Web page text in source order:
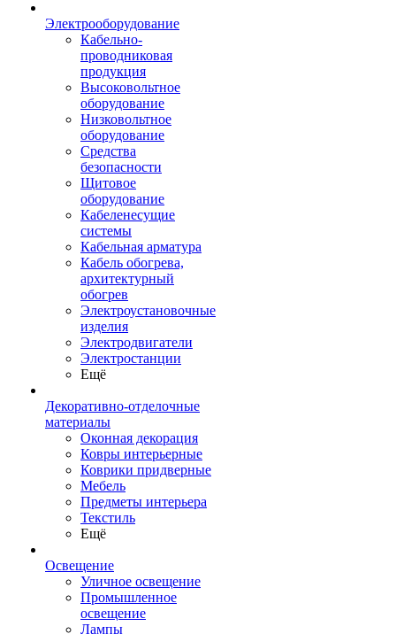
Электрооборудование
Кабельно-
проводниковая
продукция
Высоковольтное
оборудование
Низковольтное
оборудование
Средства
безопасности
Щитовое
оборудование
Кабеленесущие
системы
Кабельная арматура
Кабель обогрева,
архитектурный
обогрев
Электроустановочные
изделия
Электродвигатели
Электростанции
Ещё
Декоративно-отделочные
материалы
Оконная декорация
Ковры интерьерные
Коврики придверные
Мебель
Предметы интерьера
Текстиль
Ещё
Освещение
Уличное освещение
Промышленное
освещение
Лампы